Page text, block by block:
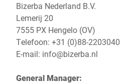
Over ons
Wereldwijde website
Bizerba Nederland B.V.
Lemerij 20
7555 PX Hengelo (OV)
Telefoon: +31 (0)88-2203040
E-mail: info@bizerba.nl
General Manager: